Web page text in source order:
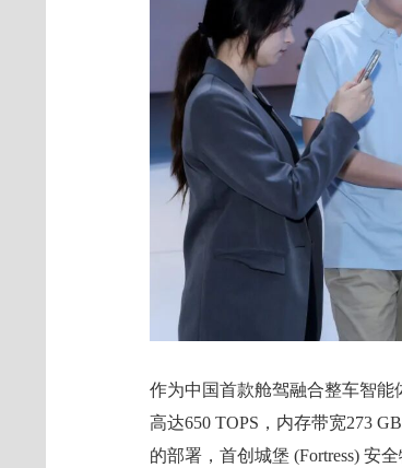
作为中国首款舱驾融合整车智能
高达650 TOPS，内存带宽273
的部署，首创城堡 (Fortress) 安